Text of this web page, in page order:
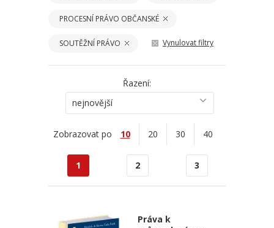
PROCESNÍ PRÁVO OBČANSKÉ
SOUTĚŽNÍ PRÁVO Vynulovat filtry
Řazení:
nejnovější
Zobrazovat po 10 20 30 40
1 2 3
Práva k